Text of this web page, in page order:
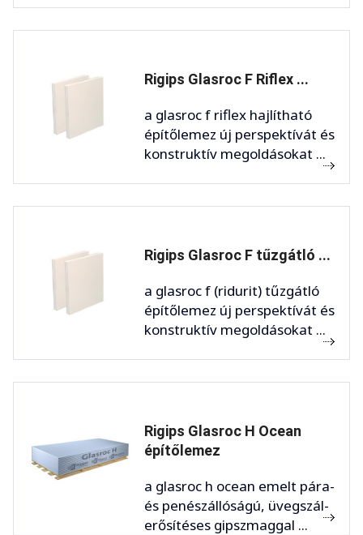
Rigips Glasroc F Riflex ...
a glasroc f riflex hajlítható
építőlemez új perspektívát és
konstruktív megoldásokat ...
Rigips Glasroc F tűzgátló ...
a glasroc f (ridurit) tűzgátló
építőlemez új perspektívát és
konstruktív megoldásokat ...
Rigips Glasroc H Ocean
építőlemez
a glasroc h ocean emelt pára-
és penészállóságú, üvegszál-
erősítéses gipszmaggal ...